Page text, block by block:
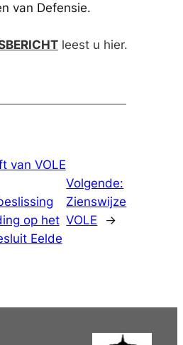
van Defensie.
leest u hier.
van VOLE
op het
Eelde
Volgende:
Zienswijze
VOLE
→